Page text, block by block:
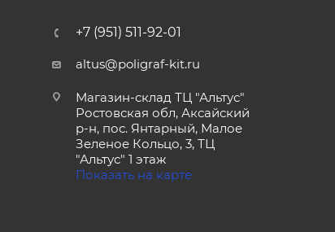
+7 (951) 511-92-01
altus@poligraf-kit.ru
Магазин-склад ТЦ "Альтус"
Ростовская обл, Аксайский
р-н, пос. Янтарный, Малое
Зеленое Кольцо, 3, ТЦ
"Альтус" 1 этаж
Показать на карте